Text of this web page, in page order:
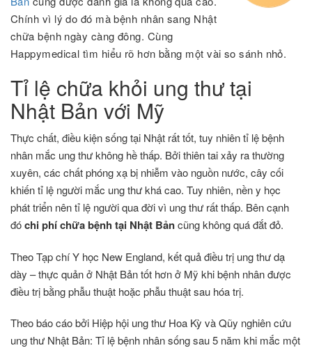
Chính vì lý do đó mà bệnh nhân sang Nhật
chữa bệnh ngày càng đông. Cùng
Happymedical tìm hiểu rõ hơn bằng một vài so sánh nhỏ.
Tỉ lệ chữa khỏi ung thư tại
Nhật Bản với Mỹ
Thực chất, điều kiện sống tại Nhật rất tốt, tuy nhiên tỉ lệ bệnh
nhân mắc ung thư không hề thấp. Bởi thiên tai xảy ra thường
xuyên, các chất phóng xạ bị nhiễm vào nguồn nước, cây cối
khiến tỉ lệ người mắc ung thư khá cao. Tuy nhiên, nền y học
phát triển nên tỉ lệ người qua đời vì ung thư rất thấp. Bên cạnh
đóchi phí chữa bệnh tại Nhật Bảncũng không quá đắt đỏ.
Theo Tạp chí Y học New England, kết quả điều trị ung thư dạ
dày – thực quản ở Nhật Bản tốt hơn ở Mỹ khi bệnh nhân được
điều trị bằng phẫu thuật hoặc phẫu thuật sau hóa trị.
Theo báo cáo bởi Hiệp hội ung thư Hoa Kỳ và Qũy nghiên cứu
ung thư Nhật Bản: Tỉ lệ bệnh nhân sống sau 5 năm khi mắc một